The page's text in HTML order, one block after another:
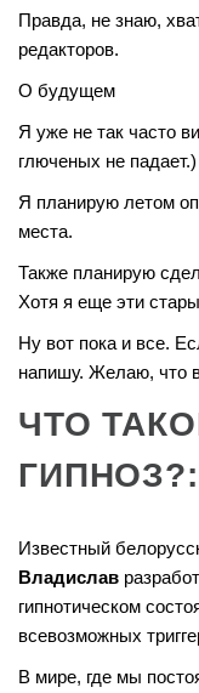
Правда, не знаю,
редакторов.
О будущем
Я уже не так часто
глюченых не падает.)
Я планирую летом
места.
Также планирую
Хотя я еще эти
Ну вот пока и все.
напишу. Желаю, что
ЧТО
ГИПНОЗ?:
Известный
Владислав
гипнотическом
всевозможных
В мире, где мы